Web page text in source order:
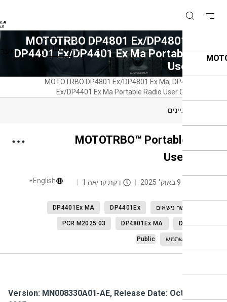
הירשם עברית התחברות
MOTOTRBO DP4801 Ex/DP4801 Ex
DP4401 Ex/DP4401 Ex Ma Portable
MOTOTRBO DP4801 Ex/DP4801 Ex Ma, DP4401
Ex/DP4401 Ex Ma Portable Radio User Guide
MOTOTRBO™ Portable
דקת קריאה 1 English
קשר נישאים DP4401Ex
DP4401Ex MA
DP4801Ex MA
PCR M2025.03
Public
Version:MN008330A01-AE, Release Date: October